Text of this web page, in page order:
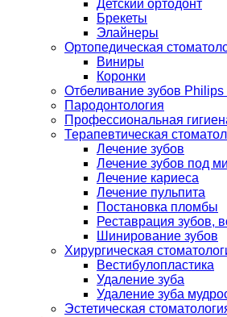
Детский ортодонт
Брекеты
Элайнеры
Ортопедическая
Виниры
Коронки
Отбеливание зубов Philips
Пародонтология
Профессиональная
Терапевтическая
Лечение зубов
Лечение зубов под
Лечение кариеса
Лечение пульпита
Постановка пломбы
Реставрация зубов,
Шинирование зубов
Хирургическая
Вестибулопластика
Удаление зуба
Удаление зуба
Эстетическая